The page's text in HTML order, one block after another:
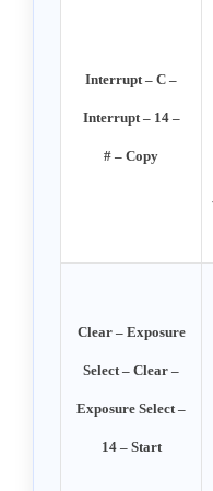
Interrupt – C –
Interrupt – 14 –
Copy – #
Clear – Exposure
Select – Clear –
Exposure Select –
14 – Start